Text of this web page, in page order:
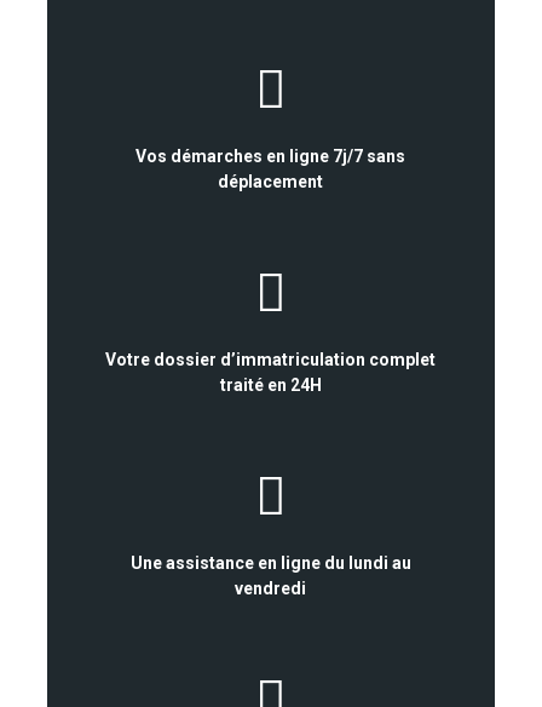
Vos démarches en ligne 7j/7 sans
déplacement
Votre dossier d’immatriculation complet
traité en 24H
Une assistance en ligne du lundi au
vendredi